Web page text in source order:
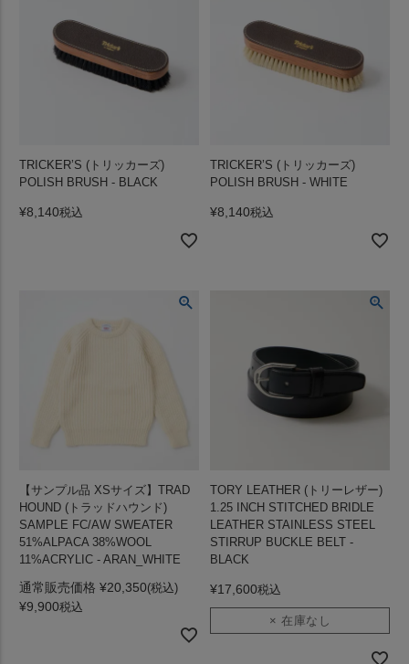
TRICKER’S (トリッカーズ)
POLISH BRUSH - BLACK
¥8,140税込
TRICKER’S (トリッカーズ)
POLISH BRUSH - WHITE
¥8,140税込
【サンプル品 XSサイズ】TRAD
HOUND (トラッドハウンド)
SAMPLE FC/AW SWEATER
51%ALPACA 38%WOOL
11%ACRYLIC - ARAN_WHITE
通常販売価格 ¥20,350
¥9,900税込
TORY LEATHER (トリーレザー)
1.25 INCH STITCHED BRIDLE
LEATHER STAINLESS STEEL
STIRRUP BUCKLE BELT -
BLACK
¥17,600税込
× 在庫なし